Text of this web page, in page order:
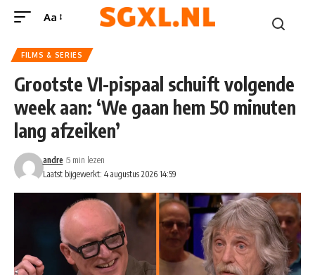
Aa
FILMS & SERIES
Grootste VI-pispaal schuift volgende
week aan: ‘We gaan hem 50 minuten
lang afzeiken’
Laatst bijgewerkt: 4 augustus 2026 14:59
andre 5 min lezen